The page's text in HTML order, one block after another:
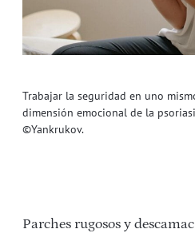
Trabajar la seguridad en uno
dimensión emocional de la
©Yankrukov.
Parches rugosos y